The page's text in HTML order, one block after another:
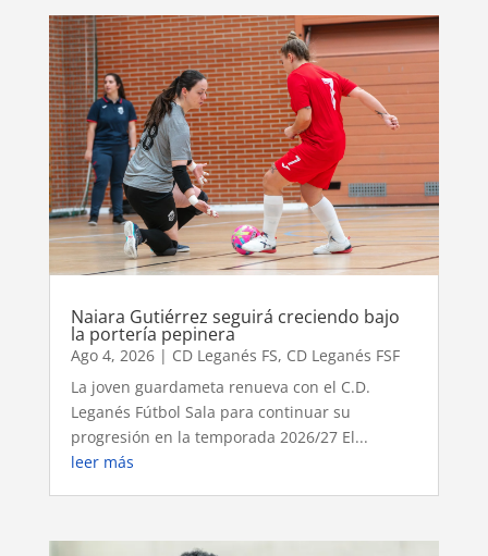
Naiara Gutiérrez seguirá creciendo bajo
la portería pepinera
Ago 4, 2026| CD Leganés FS, CD Leganés FSF
La joven guardameta renueva con el C.D.
Leganés Fútbol Sala para continuar su
progresión en la temporada 2026/27 El...
leer más